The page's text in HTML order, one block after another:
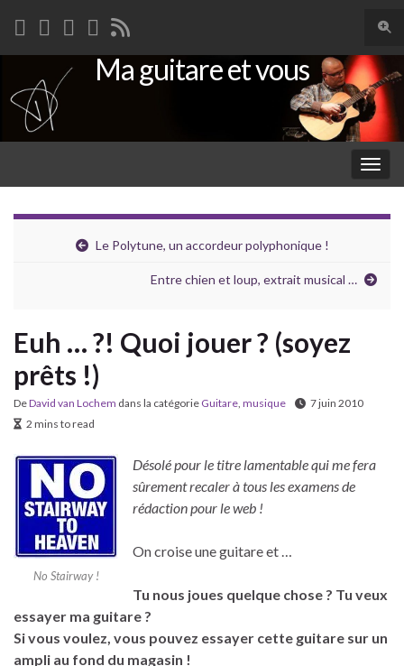
Search for:
Ma guitare et vous
Le Polytune, un accordeur polyphonique !
Entre chien et loup, extrait musical …
Euh … ?! Quoi jouer ? (soyez
prêts !)
DeDavid van Lochem dans la catégorie Guitare musique
7 juin 2010
2 mins to read
No Stairway !
Désolé pour le titre lamentable qui me fera
sûrement recaler à tous les examens de
rédaction pour le web !
On croise une guitare et …
Tu nous joues quelque chose ? Tu veux
essayer ma guitare ?
Si vous voulez, vous pouvez essayer cette guitare sur un
ampli au fond du magasin !